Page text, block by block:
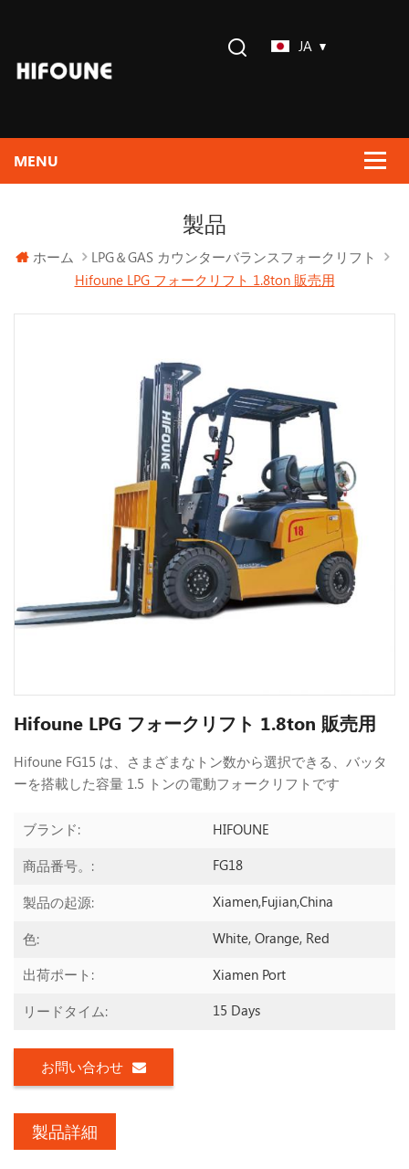
JA
製品
ホーム
LPG＆GAS カウンターバランスフォークリフト
Hifoune LPG フォークリフト 1.8ton 販売用
Hifoune LPG フォークリフト 1.8ton 販売用
Hifoune FG15 は、さまざまなトン数から選択できる、バッタ
ーを搭載した容量 1.5 トンの電動フォークリフトです
ブランド: HIFOUNE
商品番号。: FG18
製品の起源: Xiamen,Fujian,China
色: White, Orange, Red
出荷ポート: Xiamen Port
リードタイム: 15 Days
お問い合わせ
製品詳細